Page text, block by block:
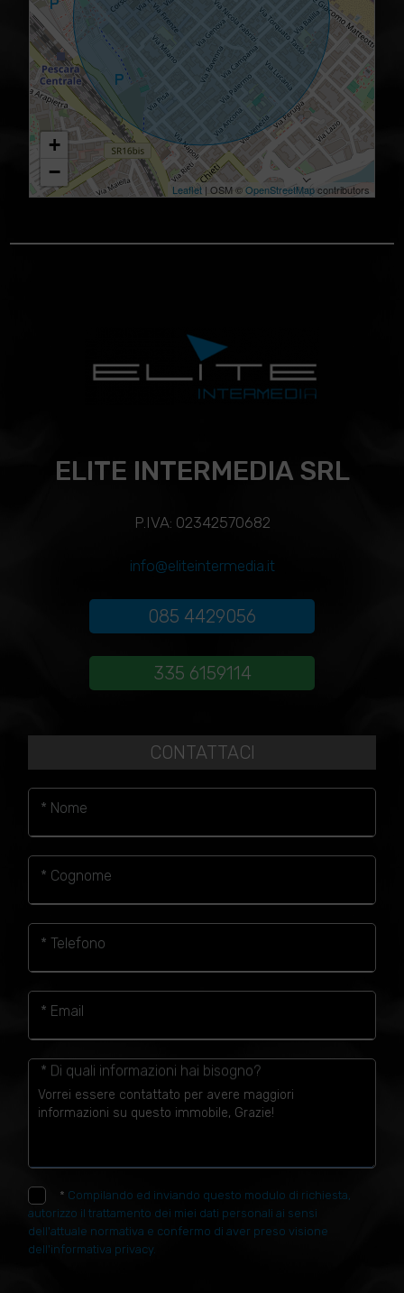
+
−
Leaflet| OSM ©OpenStreetMapcontributors
ELITE INTERMEDIA SRL
P.IVA: 02342570682
info@eliteintermedia.it
085 4429056
335 6159114
CONTATTACI
* Nome
* Cognome
* Telefono
* Email
* Di quali informazioni hai bisogno?
* Compilando ed inviando questo modulo di richiesta,
autorizzo il trattamento dei miei dati personali ai sensi
dell'attuale normativa e confermo di aver preso visione
dell'informativa privacy.